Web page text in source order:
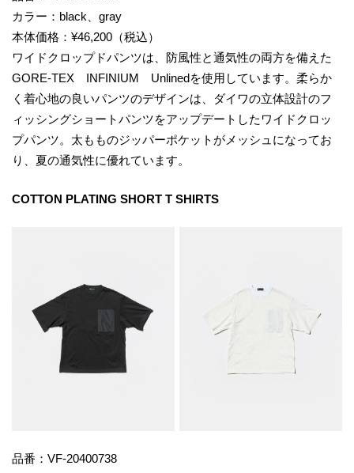
カラー：black、gray
本体価格：¥46,200（税込）
ワイドクロップドパンツは、防風性と通気性の両方を備えた
GORE-TEX INFINIUM Unlinedを使用しています。柔らか
く着心地の良いパンツのデザインは、ダイワの立体設計のフ
ィッシングショートパンツをアップデートしたワイドクロッ
プパンツ。太もものジッパーポケットがメッシュになってお
り、夏の通気性に優れています。
COTTON PLATING SHORT T SHIRTS
品番：VF-20400738